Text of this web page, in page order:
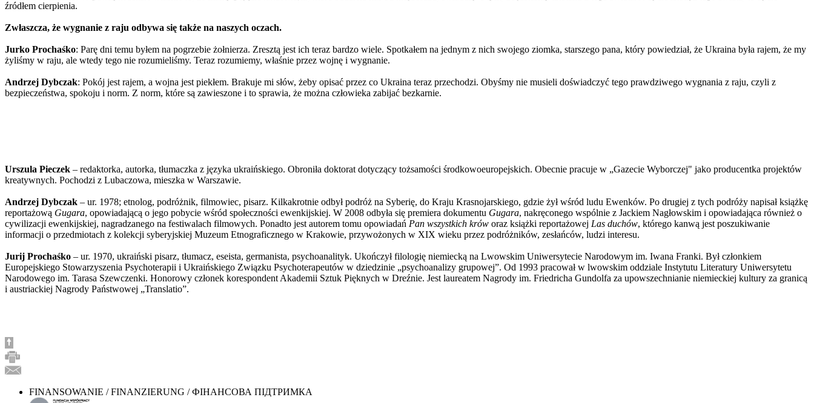
źródłem cierpienia.
Zwłaszcza, że wygnanie z raju odbywa się także na naszych oczach.
Jurko Prochaśko: Parę dni temu byłem na pogrzebie żołnierza. Zresztą jest ich teraz bardzo wiele. Spotkałem na jednym z nich swojego ziomka, starszego pana, który powiedział, że Ukraina była rajem, że my
żyliśmy w raju, ale wtedy tego nie rozumieliśmy. Teraz rozumiemy, właśnie przez wojnę i wygnanie.
Andrzej Dybczak: Pokój jest rajem, a wojna jest piekłem. Brakuje mi słów, żeby opisać przez co Ukraina teraz przechodzi. Obyśmy nie musieli doświadczyć tego prawdziwego wygnania z raju, czyli z
bezpieczeństwa, spokoju i norm. Z norm, które są zawieszone i to sprawia, że można człowieka zabijać bezkarnie.
Urszula Pieczek – redaktorka, autorka, tłumaczka z języka ukraińskiego. Obroniła doktorat dotyczący tożsamości środkowoeuropejskich. Obecnie pracuje w „Gazecie Wyborczej" jako producentka projektów
kreatywnych. Pochodzi z Lubaczowa, mieszka w Warszawie.
Andrzej Dybczak – ur. 1978; etnolog, podróżnik, filmowiec, pisarz. Kilkakrotnie odbył podróż na Syberię, do Kraju Krasnojarskiego, gdzie żył wśród ludu Ewenków. Po drugiej z tych podróży napisał książkę
reportażową Gugara, opowiadającą o jego pobycie wśród społeczności ewenkijskiej. W 2008 odbyła się premiera dokumentu Gugara, nakręconego wspólnie z Jackiem Nagłowskim i opowiadająca również o
cywilizacji ewenkijskiej, nagradzanego na festiwalach filmowych. Ponadto jest autorem tomu opowiadań Pan wszystkich krów oraz książki reportażowej Las duchów, którego kanwą jest poszukiwanie
informacji o przedmiotach z kolekcji syberyjskiej Muzeum Etnograficznego w Krakowie, przywożonych w XIX wieku przez podróżników, zesłańców, ludzi interesu.
Jurij Prochaśko – ur. 1970, ukraiński pisarz, tłumacz, eseista, germanista, psychoanalityk. Ukończył filologię niemiecką na Lwowskim Uniwersytecie Narodowym im. Iwana Franki. Był członkiem
Europejskiego Stowarzyszenia Psychoterapii i Ukraińskiego Związku Psychoterapeutów w dziedzinie „psychoanalizy grupowej”. Od 1993 pracował w lwowskim oddziale Instytutu Literatury Uniwersytetu
Narodowego im. Tarasa Szewczenki. Honorowy członek korespondent Akademii Sztuk Pięknych w Dreźnie. Jest laureatem Nagrody im. Friedricha Gundolfa za upowszechnianie niemieckiej kultury za granicą
i austriackiej Nagrody Państwowej „Translatio”.
FINANSOWANIE / FINANZIERUNG / ФІНАНСОВА ПІДТРИМКА